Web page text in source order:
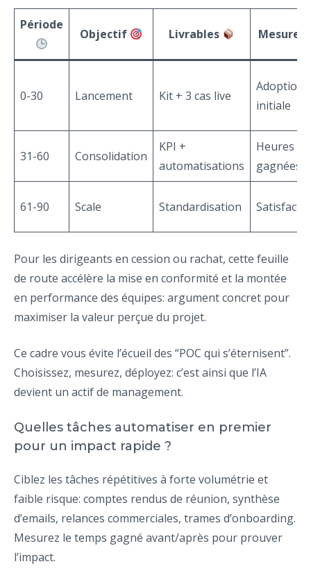
Période
Objectif Livrables Mesure
0-30 Lancement Kit + 3 cas live
Adoption
initiale
31-60 Consolidation
KPI +
automatisations
Heures
gagnées
61-90 Scale Standardisation
Pour les dirigeants en cession ou rachat, cette feuille
de route accélère la mise en conformité et la montée
en performance des équipes: argument concret pour
maximiser la valeur perçue du projet.
Ce cadre vous évite l’écueil des “POC qui s’éternisent”.
Choisissez, mesurez, déployez: c’est ainsi que l’IA
devient un actif de management.
Quelles tâches automatiser en premier
pour un impact rapide ?
Ciblez les tâches répétitives à forte volumétrie et
faible risque: comptes rendus de réunion, synthèse
d’emails, relances commerciales, trames d’onboarding.
Mesurez le temps gagné avant/après pour prouver
l’impact.